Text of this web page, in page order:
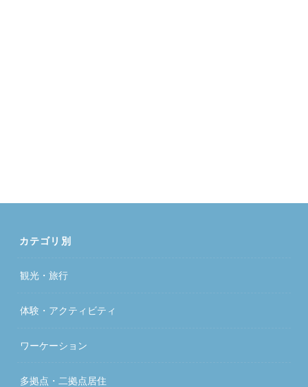
カテゴリ別
観光・旅行
体験・アクティビティ
ワーケーション
多拠点・二拠点居住